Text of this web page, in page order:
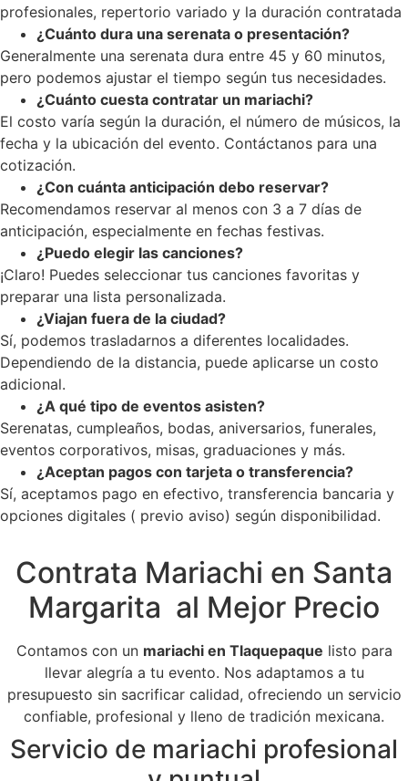
profesionales, repertorio variado y la duración contratada
¿Cuánto dura una serenata o presentación?
Generalmente una serenata dura entre 45 y 60 minutos,
pero podemos ajustar el tiempo según tus necesidades.
¿Cuánto cuesta contratar un mariachi?
El costo varía según la duración, el número de músicos, la
fecha y la ubicación del evento. Contáctanos para una
cotización.
¿Con cuánta anticipación debo reservar?
Recomendamos reservar al menos con 3 a 7 días de
anticipación, especialmente en fechas festivas.
¿Puedo elegir las canciones?
¡Claro! Puedes seleccionar tus canciones favoritas y
preparar una lista personalizada.
¿Viajan fuera de la ciudad?
Sí, podemos trasladarnos a diferentes localidades.
Dependiendo de la distancia, puede aplicarse un costo
adicional.
¿A qué tipo de eventos asisten?
Serenatas, cumpleaños, bodas, aniversarios, funerales,
eventos corporativos, misas, graduaciones y más.
¿Aceptan pagos con tarjeta o transferencia?
Sí, aceptamos pago en efectivo, transferencia bancaria y
opciones digitales ( previo aviso) según disponibilidad.
Contrata Mariachi en Santa
Margarita al Mejor Precio
Contamos con un mariachi en Tlaquepaque listo para
llevar alegría a tu evento. Nos adaptamos a tu
presupuesto sin sacrificar calidad, ofreciendo un servicio
confiable, profesional y lleno de tradición mexicana.
Servicio de mariachi profesional